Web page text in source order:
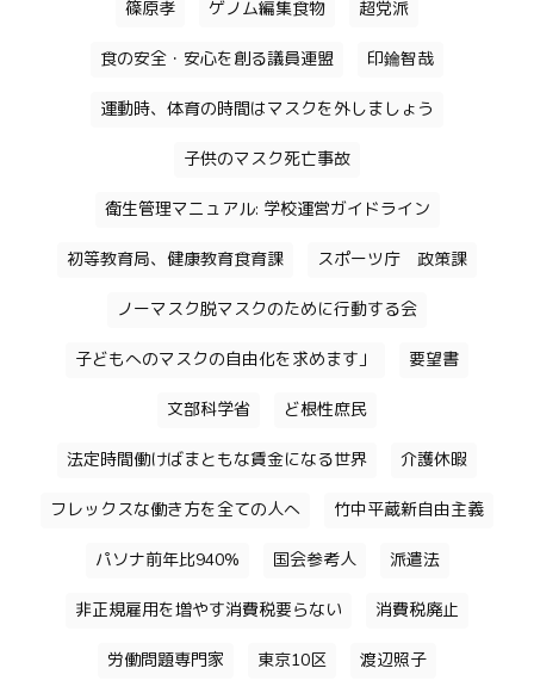
篠原孝 ゲノム編集食物 超党派
食の安全・安心を創る議員連盟 印鑰智哉
運動時、体育の時間はマスクを外しましょう
子供のマスク死亡事故
衛生管理マニュアル: 学校運営ガイドライン
初等教育局、健康教育食育課 スポーツ庁 政策課
ノーマスク脱マスクのために行動する会
子どもへのマスクの自由化を求めます」 要望書
文部科学省 ど根性庶民
法定時間働けばまともな賃金になる世界 介護休暇
フレックスな働き方を全ての人へ 竹中平蔵新自由主義
パソナ前年比940% 国会参考人 派遣法
非正規雇用を増やす消費税要らない 消費税廃止
労働問題専門家 東京10区 渡辺照子